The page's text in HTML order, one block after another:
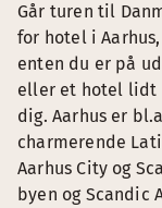
Går turen til
for hotel i
enten du er på
eller et hotel lidt
dig. Aarhus er
charmerende
Aarhus City og
byen og Scandic